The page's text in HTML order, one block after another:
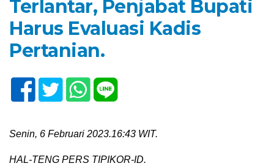
Terlantar, Penjabat Bupati
Harus Evaluasi Kadis
Pertanian.
Senin, 6 Februari 2023.16:43 WIT.
HAL-TENG PERS TIPIKOR-ID.